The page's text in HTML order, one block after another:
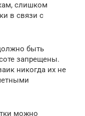
слишком
в связи с
быть
запрещены.
никогда их не
можно